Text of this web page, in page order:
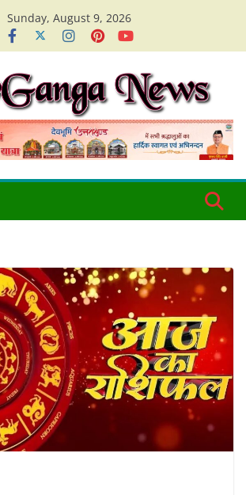
Sunday, August 9, 2026